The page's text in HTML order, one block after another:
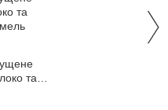
та